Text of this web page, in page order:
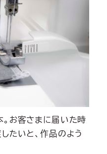
お客さまに届いた時
たいと、作品のよう